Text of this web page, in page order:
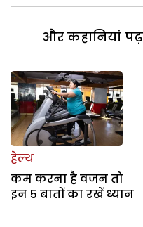
और कहानियां
हेल्थ
कम करना है वजन तो
इन 5 बातों का रखें ध्यान